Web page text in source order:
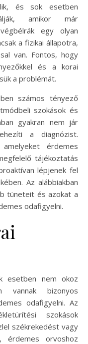
és sok esetben
amikor már
egy olyan
a fizikai állapotra,
van. Fontos, hogy
és a korai
a problémát.
számos tényező
szokások és
gyakran nem jár
a diagnózist.
érdemes
tájékoztatás
lépjenek fel
Az alábbiakban
tüneteit és azokat a
odafigyelni.
esetben nem okoz
vannak bizonyos
odafigyelni. Az
szokások
székrekedést vagy
érdemes orvoshoz